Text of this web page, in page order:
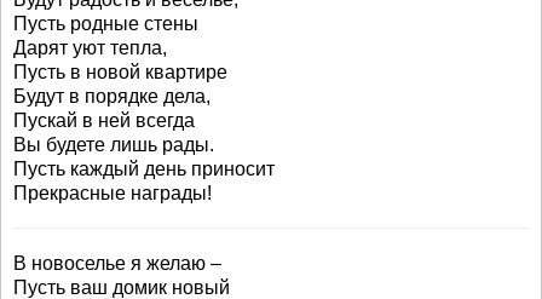
Пусть родные стены
Дарят уют тепла,
Пусть в новой квартире
Будут в порядке дела,
Пускай в ней всегда
Вы будете лишь рады.
Пусть каждый день приносит
Прекрасные награды!
В новоселье я желаю –
Пусть ваш домик новый